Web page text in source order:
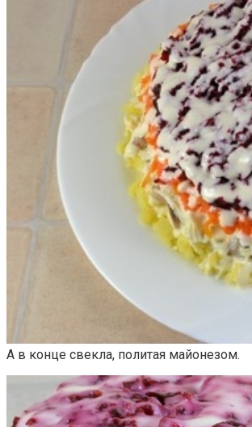
А в конце свекла, политая майонезом.